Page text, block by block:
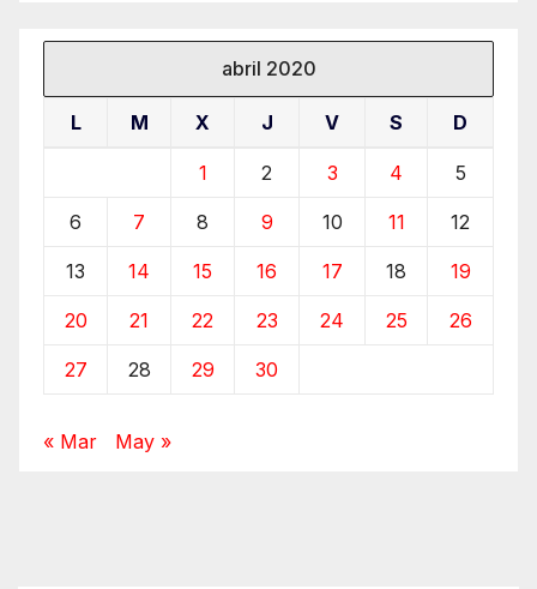
abril 2020
L M X J V S D
1 2 3 4 5
6 7 8 9 10 11 12
13 14 15 16 17 18 19
20 21 22 23 24 25 26
27 28 29 30
« Mar May »